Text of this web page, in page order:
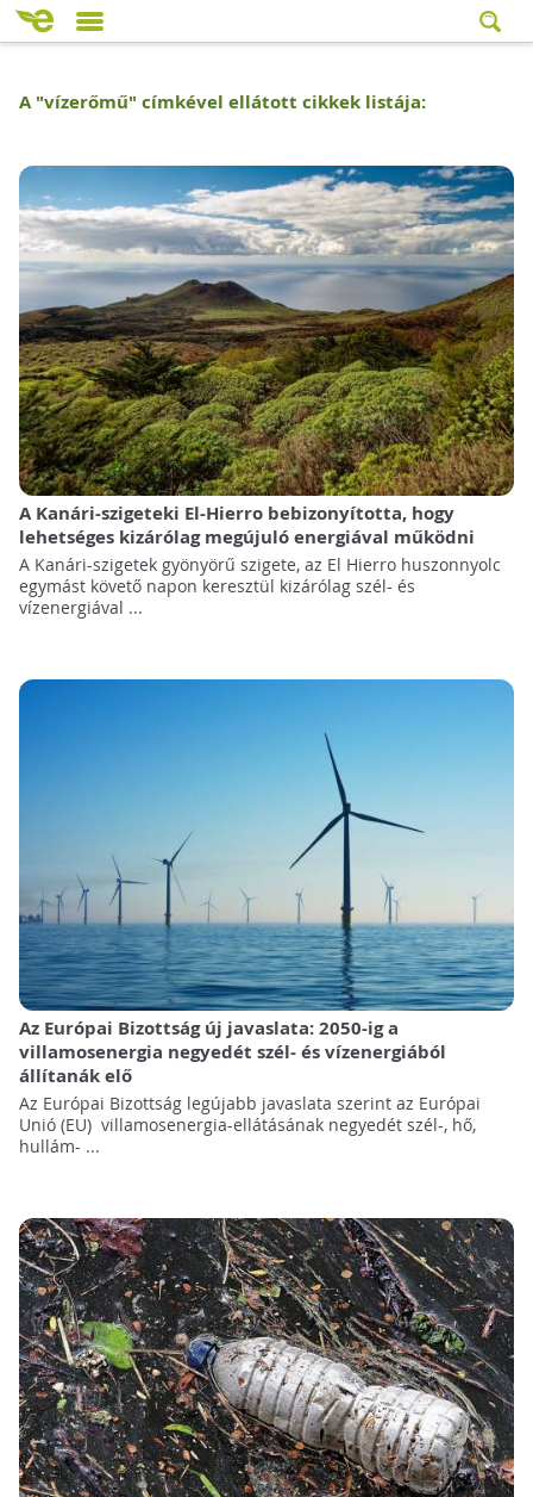
A "vízerőmű" címkével ellátott cikkek listája:
A Kanári-szigeteki El-Hierro bebizonyította, hogy
lehetséges kizárólag megújuló energiával működni
A Kanári-szigetek gyönyörű szigete, az El Hierro huszonnyolc
egymást követő napon keresztül kizárólag szél- és
vízenergiával ...
Az Európai Bizottság új javaslata: 2050-ig a
villamosenergia negyedét szél- és vízenergiából
állítanák elő
Az Európai Bizottság legújabb javaslata szerint az Európai
Unió (EU) villamosenergia-ellátásának negyedét szél-, hő,
hullám- ...